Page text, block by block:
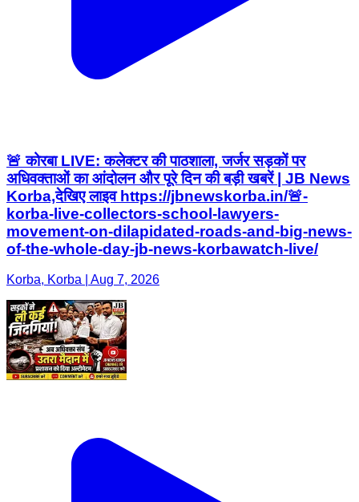
🚨 कोरबा LIVE: कलेक्टर की पाठशाला, जर्जर सड़कों पर
अधिवक्ताओं का आंदोलन और पूरे दिन की बड़ी खबरें | JB News
Korba,देखिए लाइव https://jbnewskorba.in/🚨-
korba-live-collectors-school-lawyers-
movement-on-dilapidated-roads-and-big-news-
of-the-whole-day-jb-news-korbawatch-live/
Korba, Korba | Aug 7, 2026